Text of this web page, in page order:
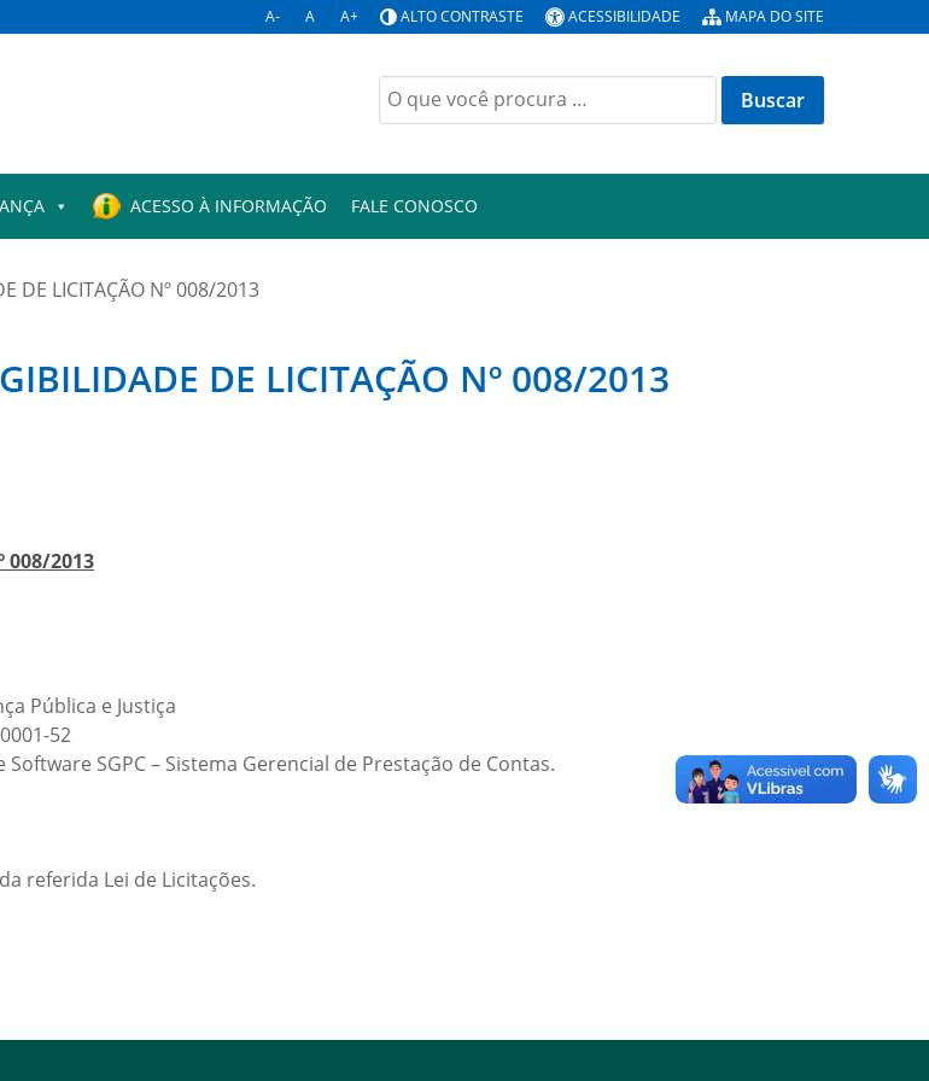
A- A A+ ALTO CONTRASTE ACESSIBILIDADE MAPA DO SITE
Buscar
por:
ACESSO À INFORMAÇÃO FALE CONOSCO
DE LICITAÇÃO Nº 008/2013
DE LICITAÇÃO Nº 008/2013
008/2013
Pública e Justiça
52
SGPC – Sistema Gerencial de Prestação de Contas.
referida Lei de Licitações.